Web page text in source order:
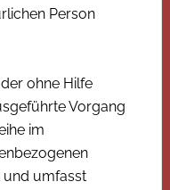
Person
ohne Hilfe
Vorgang
im
und umfasst